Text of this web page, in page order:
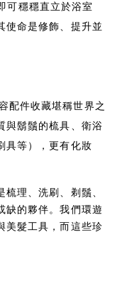
可穩穩直立於浴室
使命是修飾、提升並
件收藏堪稱世界之
與鬍鬚的梳具、衛浴
具等），更有化妝
理、洗刷、剃鬚、
缺的夥伴。我們環遊
美髮工具，而這些珍